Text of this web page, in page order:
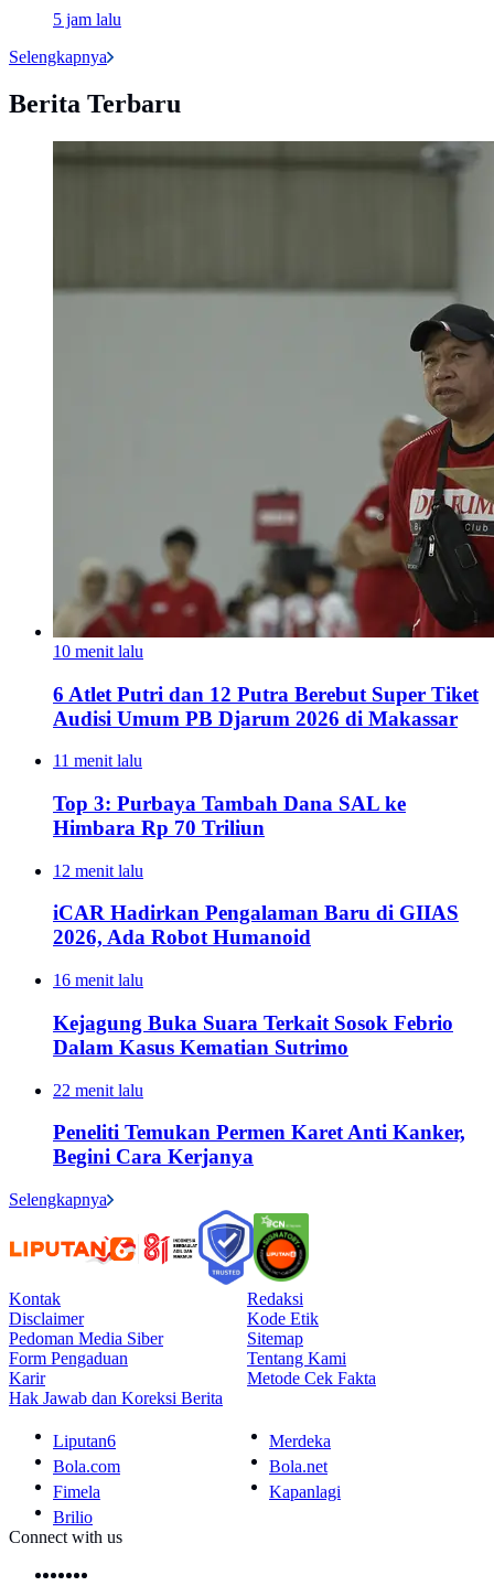
5 jam lalu
Selengkapnya
Berita Terbaru
10 menit lalu
6 Atlet Putri dan 12 Putra Berebut Super Tiket
Audisi Umum PB Djarum 2026 di Makassar
11 menit lalu
Top 3: Purbaya Tambah Dana SAL ke
Himbara Rp 70 Triliun
12 menit lalu
iCAR Hadirkan Pengalaman Baru di GIIAS
2026, Ada Robot Humanoid
16 menit lalu
Kejagung Buka Suara Terkait Sosok Febrio
Dalam Kasus Kematian Sutrimo
22 menit lalu
Peneliti Temukan Permen Karet Anti Kanker,
Begini Cara Kerjanya
Selengkapnya
Kontak
Redaksi
Disclaimer
Kode Etik
Pedoman Media Siber
Sitemap
Form Pengaduan
Tentang Kami
Karir
Metode Cek Fakta
Hak Jawab dan Koreksi Berita
Liputan6
Merdeka
Bola.com
Bola.net
Fimela
Kapanlagi
Brilio
Connect with us